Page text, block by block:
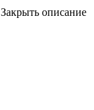
Закрыть описание